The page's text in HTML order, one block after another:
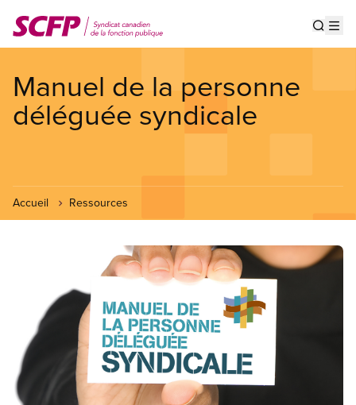
au
contenu
Manuel de la personne
déléguée syndicale
Accueil Ressources